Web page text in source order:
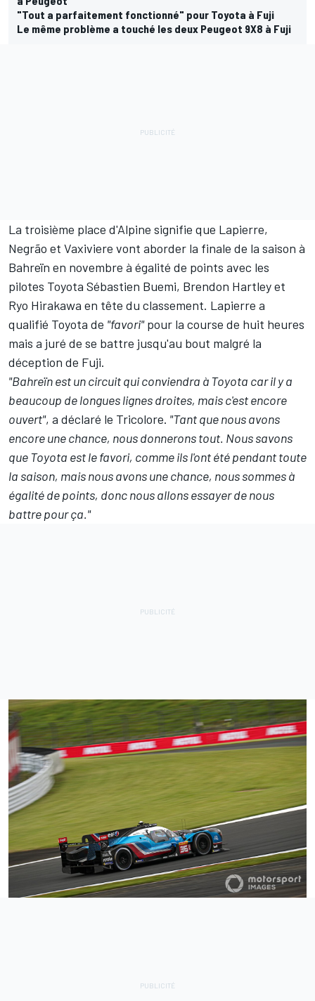
"Tout a parfaitement fonctionné" pour Toyota à Fuji
Le même problème a touché les deux Peugeot 9X8 à Fuji
La troisième place d'Alpine signifie que Lapierre,
Negrão et Vaxiviere vont aborder la finale de la saison à
Bahreïn en novembre à égalité de points avec les
pilotes Toyota Sébastien Buemi, Brendon Hartleyet
Ryo Hirakawa en tête du classement. Lapierre a
qualifié Toyota de "favori"pour la course de huit heures
mais a juré de se battre jusqu'au bout malgré la
déception de Fuji.
"Bahreïn est un circuit qui conviendra à Toyota car il y a
beaucoup de longues lignes droites, mais c'est encore
ouvert", a déclaré le Tricolore. "Tant que nous avons
encore une chance, nous donnerons tout. Nous savons
que Toyota est le favori, comme ils l'ont été pendant toute
la saison, mais nous avons une chance, nous sommes à
égalité de points, donc nous allons essayer de nous
battre pour ça."